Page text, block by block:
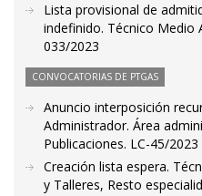
Lista provisional de
indefinido. Técnico Medio
033/2023
CONVOCATORIAS DE PTGAS
Anuncio interposición
Administrador. Área
Publicaciones. LC-45/2023
Creación lista espera.
y Talleres, Resto